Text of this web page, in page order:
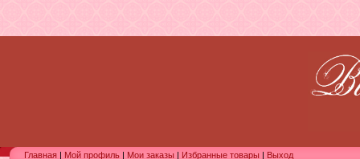
Главная Мой профиль Мои заказы Избранные товары Выход